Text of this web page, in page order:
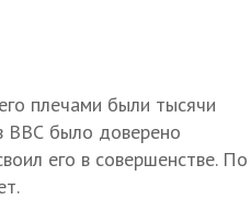
плечами были тысячи
ВВС было доверено
его в совершенстве. По